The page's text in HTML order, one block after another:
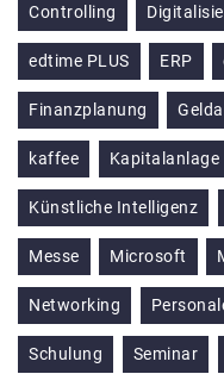
Controlling
edtime PLUS ERP
Finanzplanung
kaffee Kapitalanlage
Künstliche Intelligenz
Messe Microsoft
Networking
Schulung Seminar